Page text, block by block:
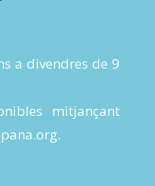
a divendres de 9
mitjançant
.